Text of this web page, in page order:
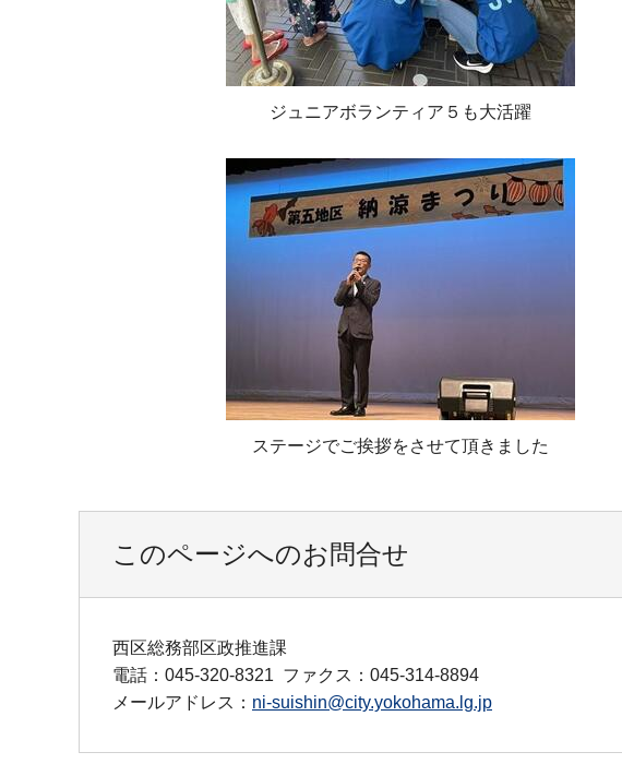
ジュニアボランティア５も大活躍
ステージでご挨拶をさせて頂きました
このページへのお問合せ
西区総務部区政推進課
電話：045-320-8321 ファクス：045-314-8894
メールアドレス： ni-suishin@city.yokohama.lg.jp